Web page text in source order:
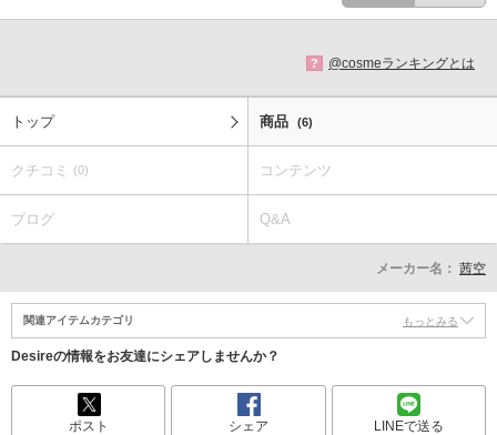
? @cosmeランキングとは
トップ 商品 (6)
クチコミ (0) コンテンツ
ブログ Q&A
メーカー名： 茜空
関連アイテムカテゴリ もっとみる
Desireの情報をお友達にシェアしませんか？
ポスト シェア LINEで送る